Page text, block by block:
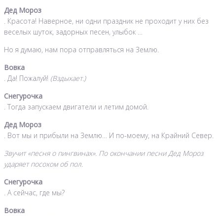
Дед Мороз
. Красота! Наверное, ни одни праздник не проходит у них без
веселых шуток, задорных песен, улыбок …
Но я думаю, нам пора отправляться на Землю.
Вовка
. Да! Пожалуй! (Вздыхает.)
Снегурочка
. Тогда запускаем двигатели и летим домой.
Дед Мороз
. Вот мы и прибыли на Землю… И по-моему, на Крайний Север.
Звучит «песня о пингвинах». По окончании песни Дед Мороз
ударяет посохом об пол.
Снегурочка
. А сейчас, где мы?
Вовка